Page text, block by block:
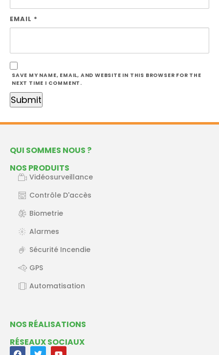
EMAIL *
SAVE MY NAME, EMAIL, AND WEBSITE IN THIS BROWSER FOR THE
NEXT TIME I COMMENT.
QUI SOMMES NOUS ?
NOS PRODUITS
Vidéosurveillance
Contrôle D'accès
Biometrie
Alarmes
Sécurité Incendie
GPS
Automatisation
NOS RÉALISATIONS
RÉSEAUX SOCIAUX